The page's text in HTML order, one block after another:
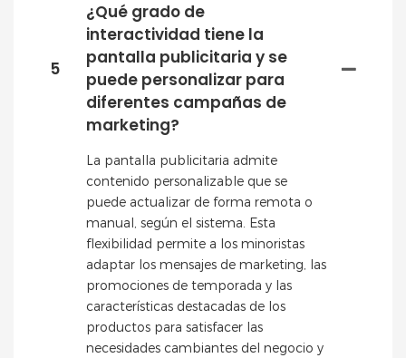
5
¿Qué grado de
interactividad tiene la
pantalla publicitaria y se
puede personalizar para
diferentes campañas de
marketing?
La pantalla publicitaria admite
contenido personalizable que se
puede actualizar de forma remota o
manual, según el sistema. Esta
flexibilidad permite a los minoristas
adaptar los mensajes de marketing, las
promociones de temporada y las
características destacadas de los
productos para satisfacer las
necesidades cambiantes del negocio y